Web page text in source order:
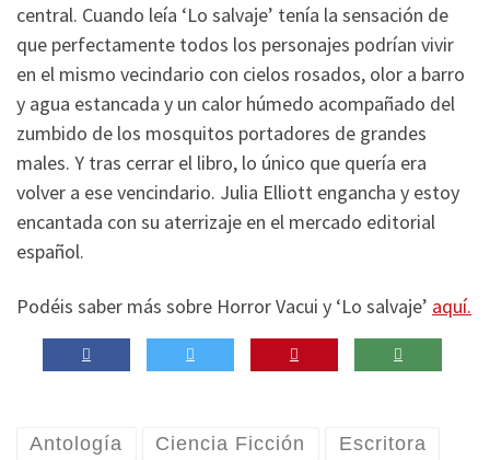
central. Cuando leía ‘Lo salvaje’ tenía la sensación de
que perfectamente todos los personajes podrían vivir
en el mismo vecindario con cielos rosados, olor a barro
y agua estancada y un calor húmedo acompañado del
zumbido de los mosquitos portadores de grandes
males. Y tras cerrar el libro, lo único que quería era
volver a ese vencindario. Julia Elliott engancha y estoy
encantada con su aterrizaje en el mercado editorial
español.
Podéis saber más sobre Horror Vacui y ‘Lo salvaje’ aquí.
Antología Ciencia Ficción Escritora